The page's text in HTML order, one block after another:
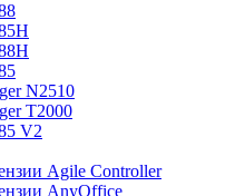
N2510
T2000
V2
Agile Controller
AnyOffice